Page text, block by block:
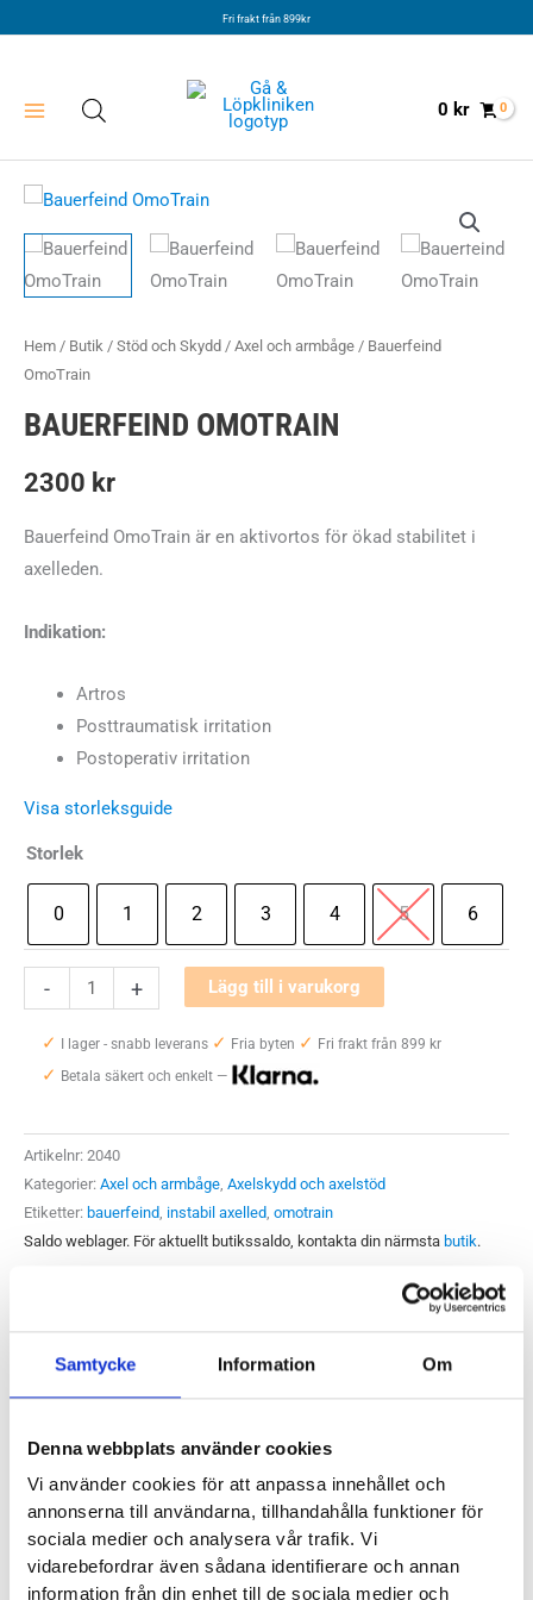
Samtycke Information Om
Denna webbplats använder cookies
Vi använder cookies för att anpassa innehållet och
annonserna till användarna, tillhandahålla funktioner för
sociala medier och analysera vår trafik. Vi
vidarebefordrar även sådana identifierare och annan
information från din enhet till de sociala medier och
Fri frakt från 899kr
0 kr
Hem / Butik / Stöd och Skydd / Axel och armbåge / Bauerfeind
OmoTrain
BAUERFEIND OMOTRAIN
2300 kr
Bauerfeind OmoTrain är en aktivortos för ökad stabilitet i
axelleden.
Indikation:
Artros
Posttraumatisk irritation
Postoperativ irritation
Visa storleksguide
Storlek
0 1 2 3 4 5 6
-
Bauerfeind
OmoTrain
mängd
+ Lägg till i varukorg
✓ I lager - snabb leverans ✓ Fria byten ✓ Fri frakt från 899 kr
✓ Betala säkert och enkelt —
Artikelnr: 2040
Kategorier: Axel och armbåge, Axelskydd och axelstöd
Etiketter: bauerfeind, instabil axelled, omotrain
Saldo weblager. För aktuellt butikssaldo, kontakta din närmsta butik.
effekt samt viktigast: aktiverar muskulaturen kring axelleden.
Detta ger sammantaget en smärtlindrande effekt. Vid behov
finns även en masserande pelott som verkar på typiska
smärtpunkter. Genom sitt formstickade material med
kompression och draget från det speciella bandsystemet